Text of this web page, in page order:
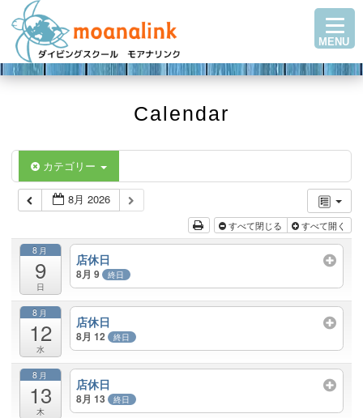
TOP
ステップアップ
ショップ紹介
Q＆A・お客様の声
アクセス
MENU
Calendar
カテゴリー
8月 2026
すべて閉じる すべて開く
8月
9
日
店休日
8月 9 終日
8月
12
水
店休日
8月 12 終日
8月
13
木
店休日
8月 13 終日